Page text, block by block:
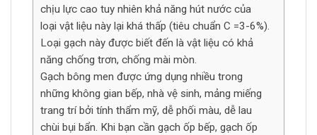
chịu lực cao tuy nhiên khả năng hút nước của
loại vật liệu này lại khá thấp (tiêu chuẩn C =3-6%).
Loại gạch này được biết đến là vật liệu có khả
năng chống trơn, chống mài mòn.
Gạch bông men được ứng dụng nhiều trong
những không gian bếp, nhà vệ sinh, mảng miếng
trang trí bởi tính thẩm mỹ, dễ phối màu, dễ lau
chùi bụi bẩn. Khi bạn cần gạch ốp bếp, gạch ốp